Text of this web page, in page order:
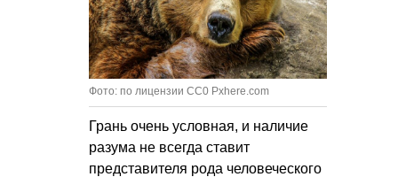
Фото: по лицензии CC0 Pxhere.com
Грань очень условная, и наличие
разума не всегда ставит
представителя рода человеческого